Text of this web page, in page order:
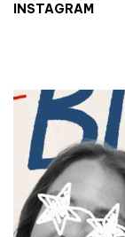
INSTAGRAM